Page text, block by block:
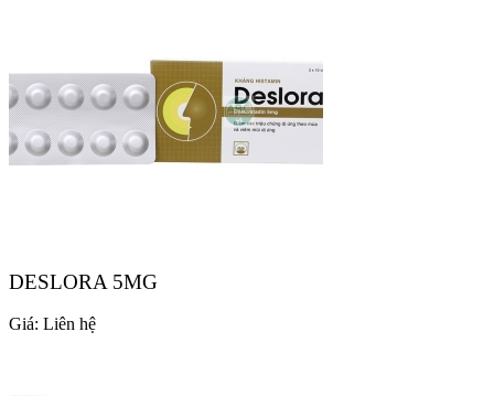
DESLORA 5MG
Giá: Liên hệ